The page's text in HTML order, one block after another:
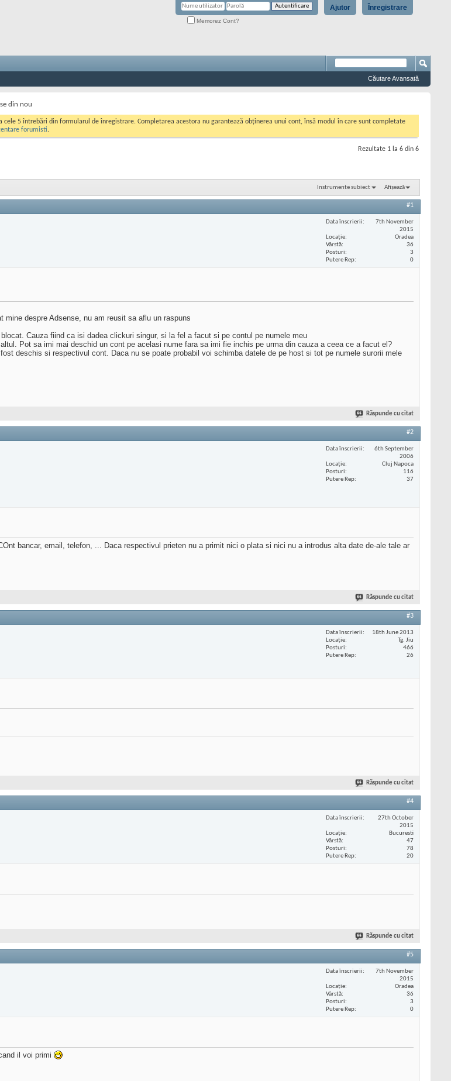
Înregistrare
Ajutor
Memorez Cont?
Căutare Avansată
din nou
cele 5 întrebări din formularul de înregistrare. Completarea acestora nu garantează obținerea unui cont, însă modul în care sunt completate
forumisti.
Rezultate 1 la 6 din 6
Instrumente subiect Afișează
#1
Data înscrierii
7th November
2015
Locaţie
Oradea
Vârstă
36
Posturi
3
Putere Rep
0
despre Adsense, nu am reusit sa aflu un raspuns
Cauza fiind ca isi dadea clickuri singur, si la fel a facut si pe contul pe numele meu
Pot sa imi mai deschid un cont pe acelasi nume fara sa imi fie inchis pe urma din cauza a ceea ce a facut el?
deschis si respectivul cont. Daca nu se poate probabil voi schimba datele de pe host si tot pe numele surorii mele
Răspunde cu citat
#2
Data înscrierii
6th September
2006
Locaţie
Cluj Napoca
Posturi
116
Putere Rep
37
bancar, email, telefon, ... Daca respectivul prieten nu a primit nici o plata si nici nu a introdus alta date de-ale tale ar
Răspunde cu citat
#3
Data înscrierii
18th June 2013
Locaţie
Tg. Jiu
Posturi
466
Putere Rep
26
Răspunde cu citat
#4
Data înscrierii
27th October
2015
Locaţie
Bucuresti
Vârstă
47
Posturi
78
Putere Rep
20
Răspunde cu citat
#5
Data înscrierii
7th November
2015
Locaţie
Oradea
Vârstă
36
Posturi
3
Putere Rep
0
il voi primi